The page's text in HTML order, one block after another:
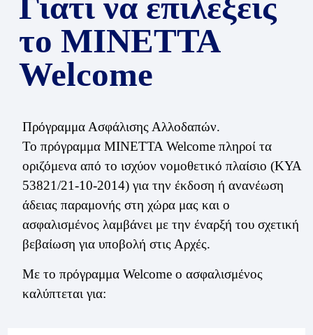
το ΜΙΝΕΤΤΑ
Welcome
Πρόγραμμα Ασφάλισης Αλλοδαπών.
Το πρόγραμμα ΜΙΝΕΤΤΑ Welcome πληροί τα
οριζόμενα από το ισχύον νομοθετικό πλαίσιο (ΚΥΑ
53821/21-10-2014) για την έκδοση ή ανανέωση
άδειας παραμονής στη χώρα μας και ο
ασφαλισμένος λαμβάνει με την έναρξή του σχετική
βεβαίωση για υποβολή στις Αρχές.
Με το πρόγραμμα Welcome ο ασφαλισμένος
καλύπτεται για: